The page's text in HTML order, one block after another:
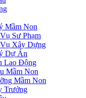
Mầm Non
Sư Phạm
Xây Dựng
Dự Án
Lao Động
Mầm Non
Mầm Non
Trưởng